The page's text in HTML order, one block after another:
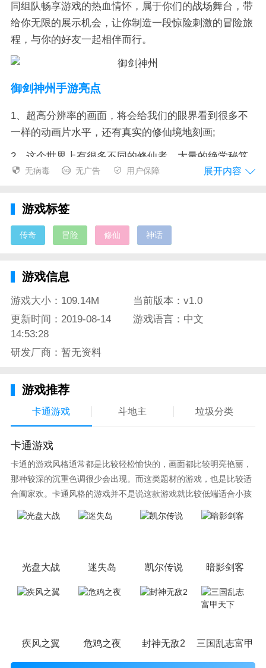
同组队畅享游戏的热血情怀，属于你们的战场舞台，带
给你无限的展示机会，让你制造一段惊险刺激的冒险旅
程，与你的好友一起相伴而行。
御剑神州手游亮点
1、超高分辨率的画面，将会给我们的眼界看到很多不
一样的动画片水平，还有真实的修仙境地刻画;
2、这个世界上有很多不同的修仙者，大量的绝学秘笈
等待我们屋进行学习和训练;
觉既视感，给玩家带来流畅有力的打击效果，让人享受
无限乐趣。
1、这是一个属于我们的奇幻世界，这里充满着各种我
真的异兽，斩杀它们就可以获得一切的力量来源;
2、强大的修仙技能释放，带给你无限畅爽的战斗激情
感，让你享受欲罢不能的激情体验;
路，铸就一段美妙的奇缘。
无病毒 无广告 用户保障 展开内容
游戏标签
传奇 冒险 修仙 神话
游戏信息
游戏大小：109.14M
当前版本：v1.0
更新时间：2019-08-14
14:53:28
游戏语言：中文
研发厂商：暂无资料
游戏推荐
卡通游戏 斗地主 垃圾分类
卡通游戏
卡通的游戏风格通常都是比较轻松愉快的，画面都比较明亮艳丽，
那种较深的沉重色调很少会出现。而这类题材的游戏，也是比较适
合阖家欢。卡通风格的游戏并不是说这款游戏就比较低端适合小孩
子玩，因为很多游戏厂商会故意把游戏中添加进入卡通元素，这也
光盘大战 迷失岛 凯尔传说 暗影剑客
疾风之翼 危鸡之夜 封神无敌2 三国乱志富甲天